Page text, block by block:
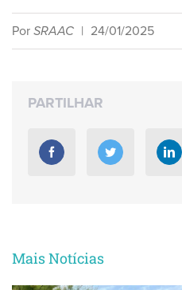
Por SRAAC | 24/01/2025
PARTILHAR
Mais Notícias